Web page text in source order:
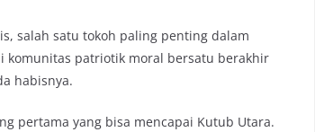
salah satu tokoh paling penting dalam
komunitas patriotik moral bersatu berakhir
habisnya.
pertama yang bisa mencapai Kutub Utara.